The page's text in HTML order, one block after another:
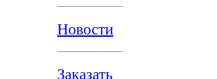
Новости
Заказать